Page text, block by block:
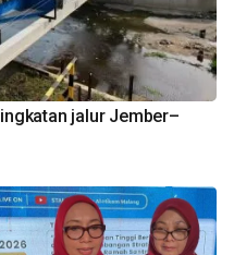
jalur Jember–